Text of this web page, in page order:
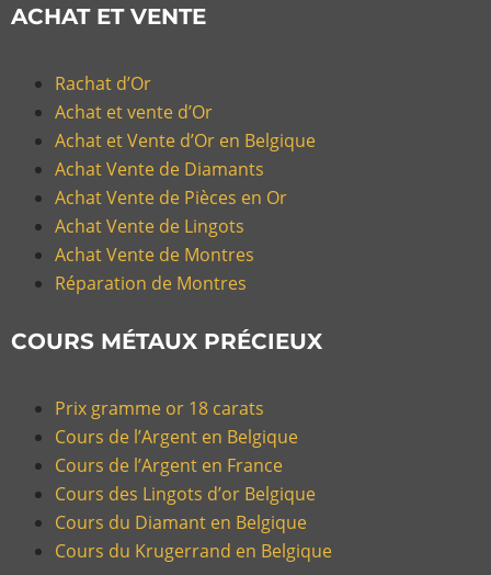
ACHAT ET VENTE
Rachat d’Or
Achat et vente d’Or
Achat et Vente d’Or en Belgique
Achat Vente de Diamants
Achat Vente de Pièces en Or
Achat Vente de Lingots
Achat Vente de Montres
Réparation de Montres
COURS MÉTAUX PRÉCIEUX
Prix gramme or 18 carats
Cours de l’Argent en Belgique
Cours de l’Argent en France
Cours des Lingots d’or Belgique
Cours du Diamant en Belgique
Cours du Krugerrand en Belgique